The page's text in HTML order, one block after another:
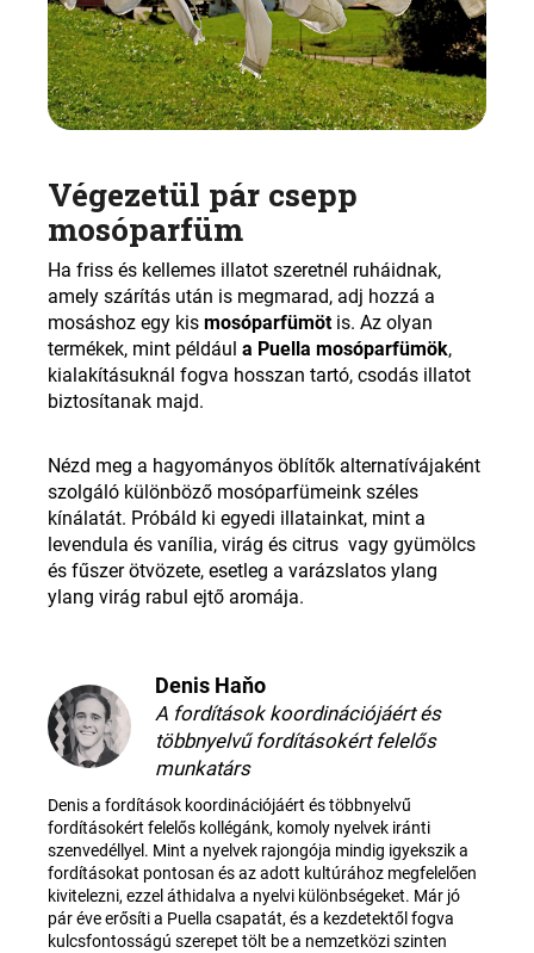
Végezetül pár csepp
mosóparfüm
Ha friss és kellemes illatot szeretnél ruháidnak,
amely szárítás után is megmarad, adj hozzá a
mosáshoz egy kis mosóparfümöt is. Az olyan
termékek, mint például a Puella mosóparfümök,
kialakításuknál fogva hosszan tartó, csodás illatot
biztosítanak majd.
Nézd meg a hagyományos öblítők alternatívájaként
szolgáló különböző mosóparfümeink széles
kínálatát. Próbáld ki egyedi illatainkat, mint a
levendula és vanília, virág és citrus vagy gyümölcs
és fűszer ötvözete, esetleg a varázslatos ylang
ylang virág rabul ejtő aromája.
Denis Haňo
A fordítások koordinációjáért és
többnyelvű fordításokért felelős
munkatárs
Denis a fordítások koordinációjáért és többnyelvű
fordításokért felelős kollégánk, komoly nyelvek iránti
szenvedéllyel. Mint a nyelvek rajongója mindig igyekszik a
fordításokat pontosan és az adott kultúrához megfelelően
kivitelezni, ezzel áthidalva a nyelvi különbségeket. Már jó
pár éve erősíti a Puella csapatát, és a kezdetektől fogva
kulcsfontosságú szerepet tölt be a nemzetközi szinten